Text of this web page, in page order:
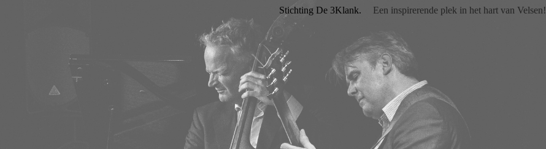
Stichting De 3Klank. Een inspirerende plek in het hart van Velsen!